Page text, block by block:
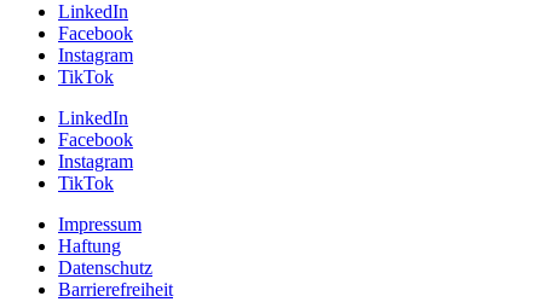
LinkedIn
Facebook
Instagram
TikTok
LinkedIn
Facebook
Instagram
TikTok
Impressum
Haftung
Datenschutz
Barrierefreiheit